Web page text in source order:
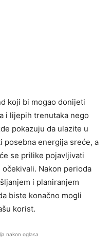
koji bi mogao donijeti
i lijepih trenutaka nego
pokazuju da ulazite u
posebna energija sreće, a
se prilike pojavljivati
Nakon perioda
i planiranjem
biste konačno mogli
korist.
nakon oglasa